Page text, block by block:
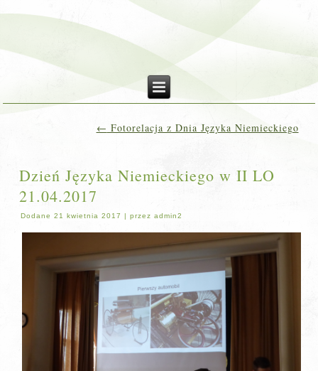
← Fotorelacja z Dnia Języka Niemieckiego
Dzień Języka Niemieckiego w II LO
21.04.2017
Dodane 21 kwietnia 2017 |przez admin2